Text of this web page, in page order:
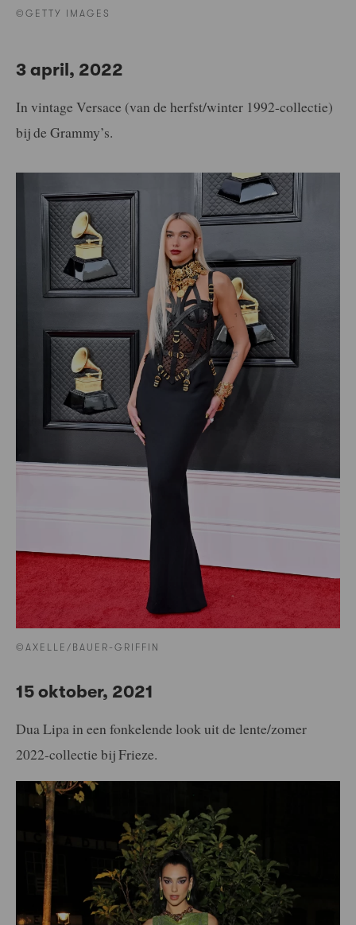
©GETTY IMAGES
3 april, 2022
In vintage Versace (van de herfst/winter 1992-collectie)
bij de Grammy’s.
©AXELLE/BAUER-GRIFFIN
15 oktober, 2021
Dua Lipa in een fonkelende look uit de lente/zomer
2022-collectie bij Frieze.